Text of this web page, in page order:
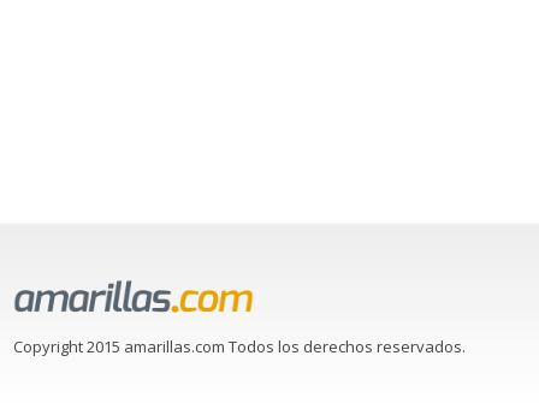
Copyright 2015 amarillas.com Todos los derechos reservados.